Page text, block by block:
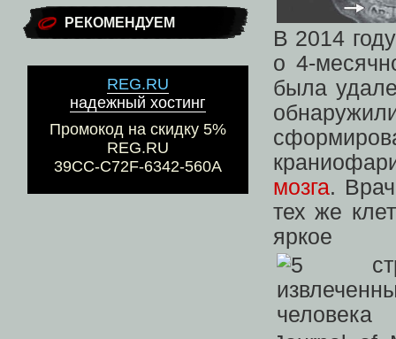
РЕКОМЕНДУЕМ
REG.RU
надежный хостинг
Промокод на скидку 5%
REG.RU
39CC-C72F-6342-560A
В 2014
о 4-
была
мозга.
тех же